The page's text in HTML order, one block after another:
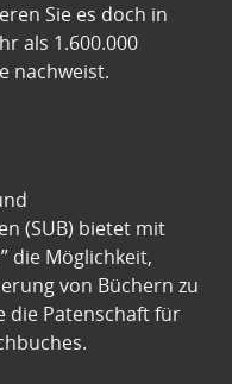
Sie es doch in
als 1.600.000
nachweist.
(SUB) bietet mit
die Möglichkeit,
von Büchern zu
die Patenschaft für